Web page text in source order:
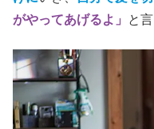
がやってあげるよ」
と言